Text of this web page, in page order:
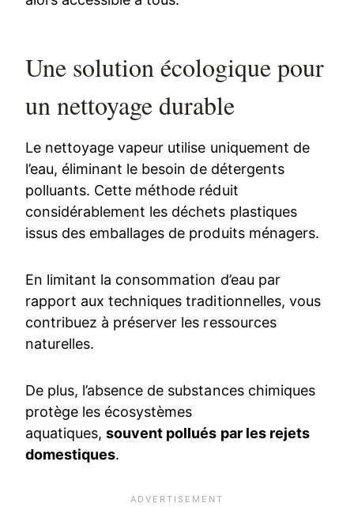
Une solution écologique pour
un nettoyage durable
Le nettoyage vapeur utilise uniquement de
l’eau, éliminant le besoin de détergents
polluants. Cette méthode réduit
considérablement les déchets plastiques
issus des emballages de produits ménagers.
En limitant la consommation d’eau par
rapport aux techniques traditionnelles, vous
contribuez à préserver les ressources
naturelles.
De plus, l’absence de substances chimiques
protège les écosystèmes
aquatiques,souvent pollués par les rejets
domestiques.